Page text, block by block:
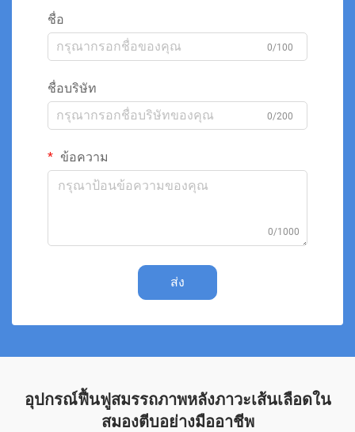
ชื่อ
0/100
ชื่อบริษัท
0/200
ข้อความ
0/1000
ส่ง
อุปกรณ์ฟื้นฟูสมรรถภาพหลังภาวะเส้นเลือดใน
สมองตีบอย่างมืออาชีพ